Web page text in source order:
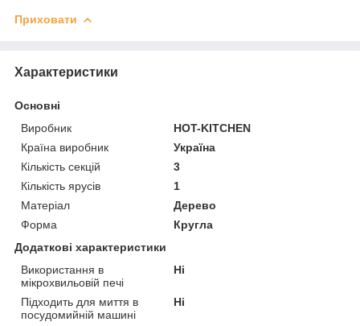
Приховати
Характеристики
Основні
Виробник
HOT-KITCHEN
Країна виробник
Україна
Кількість секцій
3
Кількість ярусів
1
Матеріал
Дерево
Форма
Кругла
Додаткові характеристики
Використання в
мікрохвильовій печі
Ні
Підходить для миття в
посудомийній машині
Ні